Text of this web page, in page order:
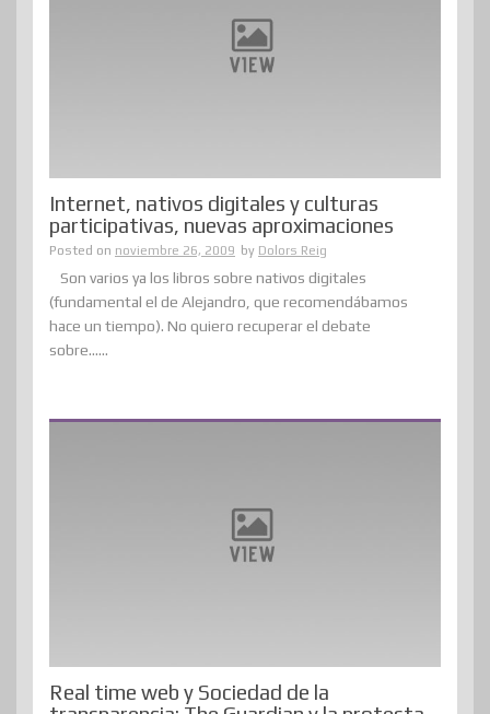
Internet, nativos digitales y culturas
participativas, nuevas aproximaciones
Posted on noviembre 26, 2009 by Dolors Reig
Son varios ya los libros sobre nativos digitales
(fundamental el de Alejandro, que recomendábamos
hace un tiempo). No quiero recuperar el debate
sobre......
Real time web y Sociedad de la